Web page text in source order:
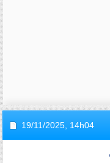
19/11/2025, 14h04